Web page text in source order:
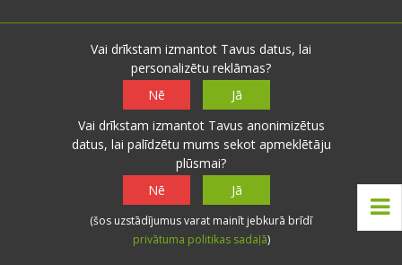
Atbildēt
Weatherman - Dikļu pag.
43 novērojumi
20.03.2013 17:16
Tur es tev Raiti piekrītu, ka
vieglāk ir visu kritizēt un
spiest īkšķīšus, nevis
uzrakstīt kādu rakstu.
Vispār es domāju, ka šajā
portālā izglītojošos rakstus
Vai drīkstam izmantot Tavus datus, lai
personalizētu reklāmas?
Nē
Jā
Vai drīkstam izmantot Tavus anonimizētus
datus, lai palīdzētu mums sekot apmeklētāju
plūsmai?
Nē
Jā
(šos uzstādījumus varat mainīt jebkurā brīdī
privātuma politikas sadaļā)